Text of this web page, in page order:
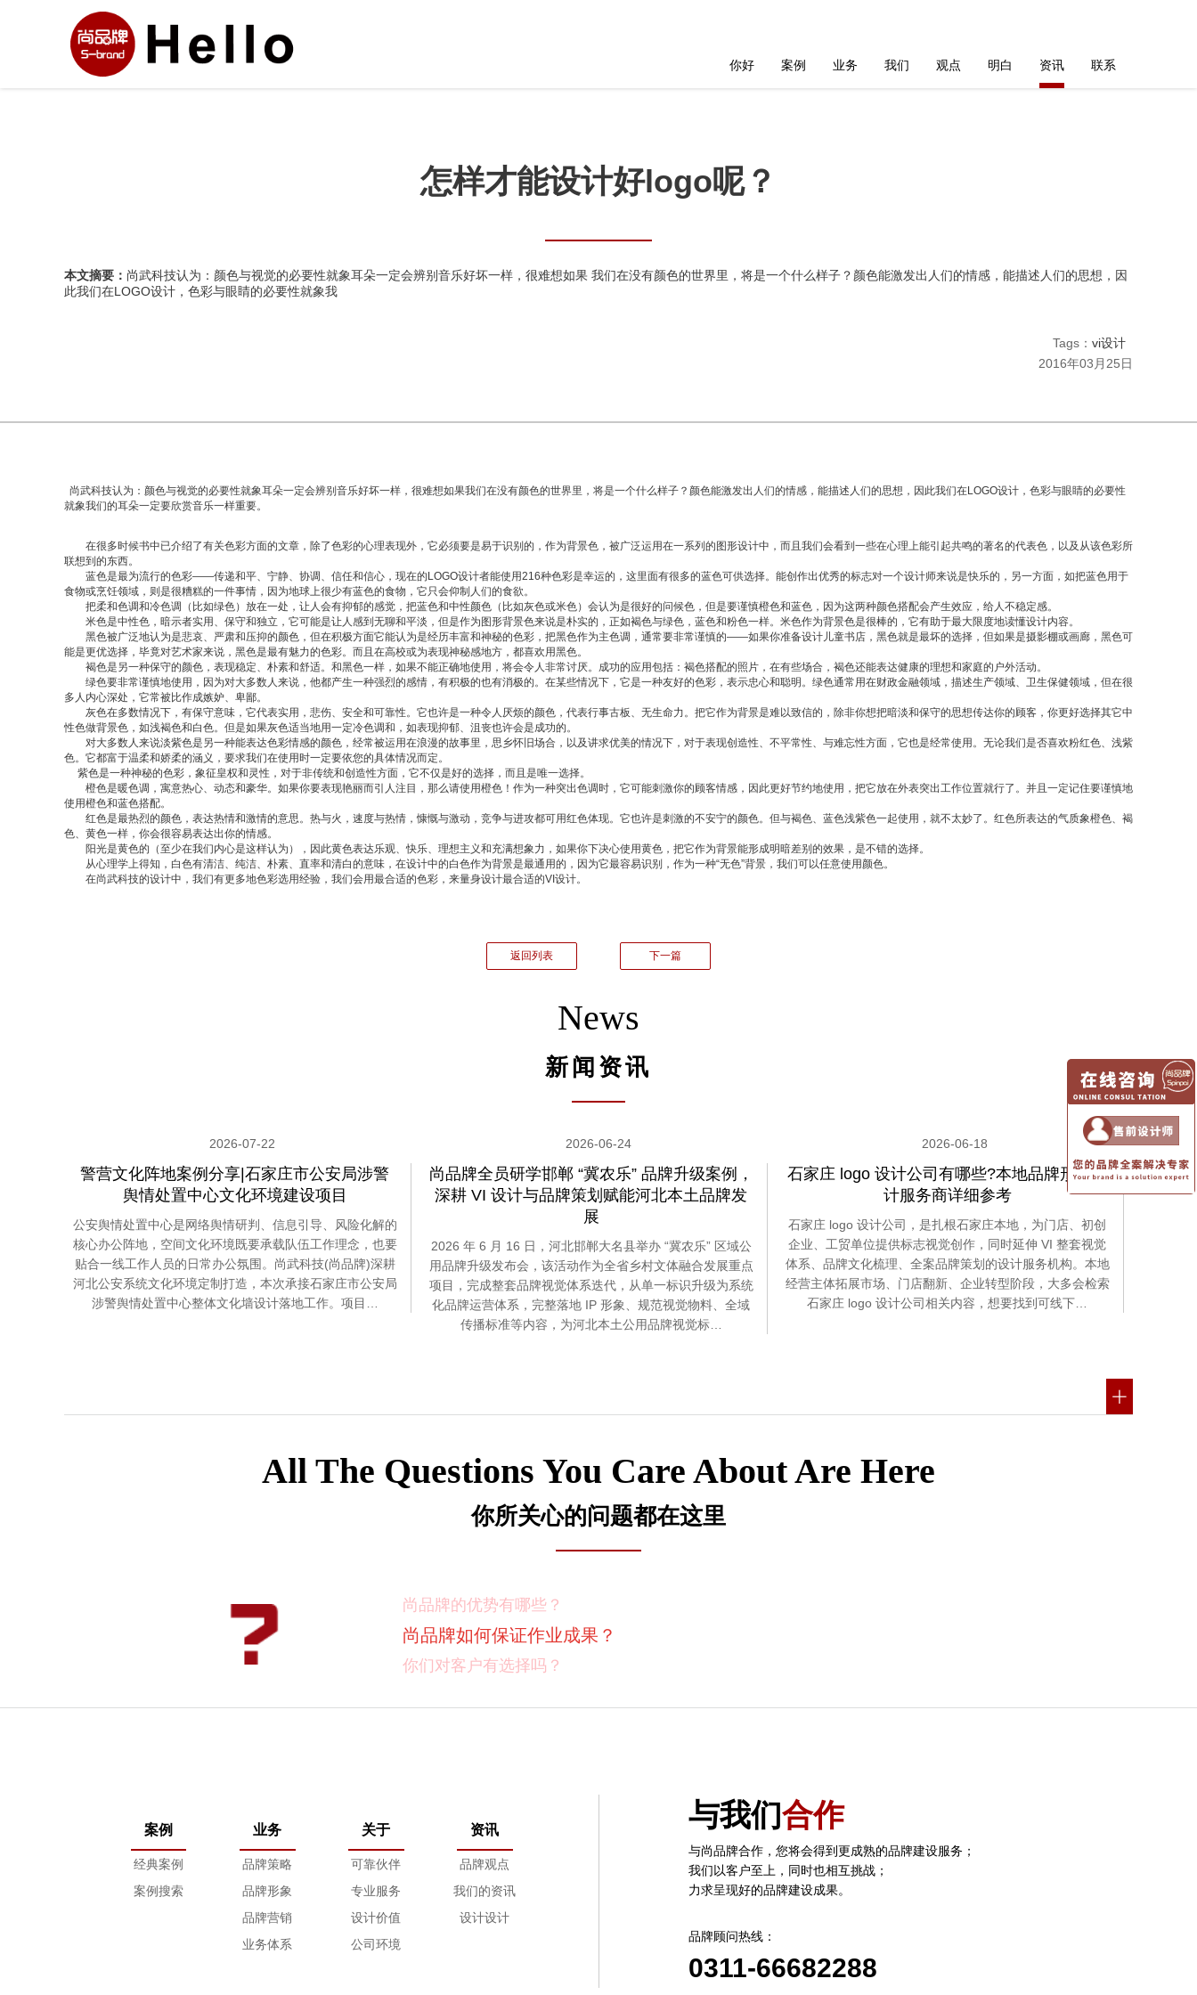
你好 案例 业务 我们 观点 明白 资讯 联系
怎样才能设计好logo呢？
本文摘要： 尚武科技认为：颜色与视觉的必要性就象耳朵一定会辨别音乐好坏一样，很难想如果 我们在没有颜色的世界里，将是一个什么样子？颜色能激发出人们的情感，能描述人们的思想，因
此我们在LOGO设计，色彩与眼睛的必要性就象我
Tags： vi设计
2016年03月25日
尚武科技认为：颜色与视觉的必要性就象耳朵一定会辨别音乐好坏一样，很难想如果我们在没有颜色的世界里，将是一个什么样子？颜色能激发出人们的情感，能描述人们的思想，因此我们在LOGO设计 ，色彩与眼睛的必要性
就象我们的耳朵一定要欣赏音乐一样重要。
在很多时候书中已介绍了有关色彩方面的文章，除了色彩的心理表现外，它必须要是易于识别的，作为背景色，被广泛运用在一系列的图形设计中，而且我们会看到一些在心理上能引起共鸣的著名的代表色，以及从该色彩所
联想到的东西。
蓝色是最为流行的色彩——传递和平、宁静、协调、信任和信心，现在的 LOGO设计者能使用216种色彩是幸运的，这里面有很多的蓝色可供选择。能创作出优秀的标志对一个设计师来说是快乐的，另一方面，如把蓝色用于
食物或烹饪领域，则是很糟糕的一件事情，因为地球上很少有蓝色的食物，它只会仰制人们的食欲。
把柔和色调和冷色调（比如绿色）放在一处，让人会有抑郁的感觉，把蓝色和中性颜色（比如灰色或米色）会认为是很好的问候色，但是要谨慎橙色和蓝色，因为这两种颜色搭配会产生效应，给人不稳定感。
米色是中性色，暗示者实用、保守和独立，它可能是让人感到无聊和平淡，但是作为图形背景色来说是朴实的，正如褐色与绿色，蓝色和粉色一样。米色作为背景色是很棒的，它有助于最大限度地读懂设计内容。
黑色被广泛地认为是悲哀、严肃和压抑的颜色，但在积极方面它能认为是经历丰富和神秘的色彩，把黑色作为主色调，通常要非常谨慎的——如果你准备设计儿童书店，黑色就是最坏的选择，但如果是摄影棚或画廊，黑色可
能是更优选择，毕竟对艺术家来说，黑色是最有魅力的色彩。而且在高校或为表现神秘感地方，都喜欢用黑色。
褐色是另一种保守的颜色，表现稳定、朴素和舒适。和黑色一样，如果不能正确地使用，将会令人非常讨厌。成功的应用包括：褐色搭配的照片，在有些场合，褐色还能表达健康的理想和家庭的户外活动。
绿色要非常谨慎地使用，因为对大多数人来说，他都产生一种强烈的感情，有积极的也有消极的。在某些情况下，它是一种友好的色彩，表示忠心和聪明。绿色通常用在财政金融领域，描述生产领域、卫生保健领域，但在很
多人内心深处，它常被比作成嫉妒、卑鄙。
灰色在多数情况下，有保守意味，它代表实用，悲伤、安全和可靠性。它也许是一种令人厌烦的颜色，代表行事古板、无生命力。把它作为背景是难以致信的，除非你想把暗淡和保守的思想传达你的顾客，你更好选择其它中
性色做背景色，如浅褐色和白色。但是如果灰色适当地用一定冷色调和，如表现抑郁、沮丧也许会是成功的。
对大多数人来说淡紫色是另一种能表达色彩情感的颜色，经常被运用在浪漫的故事里，思乡怀旧场合，以及讲求优美的情况下，对于表现创造性、不平常性、与难忘性方面，它也是经常使用。无论我们是否喜欢粉红色、浅紫
色。它都富于温柔和娇柔的涵义，要求我们在使用时一定要依您的具体情况而定。
紫色是一种神秘的色彩，象征皇权和灵性，对于非传统和创造性方面，它不仅是好的选择，而且是唯一选择。
橙色是暖色调，寓意热心、动态和豪华。如果你要表现艳丽而引人注目，那么请使用橙色！作为一种突出色调时，它可能刺激你的顾客情感，因此更好节约地使用，把它放在外表突出工作位置就行了。并且一定记住要谨慎地
使用橙色和蓝色搭配。
红色是最热烈的颜色，表达热情和激情的意思。热与火，速度与热情，慷慨与激动，竞争与进攻都可用红色体现。它也许是刺激的不安宁的颜色。但与褐色、蓝色浅紫色一起使用，就不太妙了。红色所表达的气质象橙色、褐
色、黄色一样，你会很容易表达出你的情感。
阳光是黄色的（至少在我们内心是这样认为），因此黄色表达乐观、快乐、理想主义和充满想象力，如果你下决心使用黄色，把它作为背景能形成明暗差别的效果，是不错的选择。
从心理学上得知，白色有清洁、纯洁、朴素、直率和清白的意味，在设计中的白色作为背景是最通用的，因为它最容易识别，作为一种“无色”背景，我们可以任意使用颜色。
在尚武科技的设计中，我们有更多地色彩选用经验，我们会用最合适的色彩，来量身设计最合适的VI设计。
返回列表 下一篇
News
新闻资讯
2026-07-22
警营文化阵地案例分享|石家庄市公安局涉警
舆情处置中心文化环境建设项目
公安舆情处置中心是网络舆情研判、信息引导、风险化解的
核心办公阵地，空间文化环境既要承载队伍工作理念，也要
贴合一线工作人员的日常办公氛围。尚武科技(尚品牌)深耕
河北公安系统文化环境定制打造，本次承接石家庄市公安局
涉警舆情处置中心整体文化墙设计落地工作。项目…
2026-06-24
尚品牌全员研学邯郸 “冀农乐” 品牌升级案例，
深耕 VI 设计与品牌策划赋能河北本土品牌发
展
2026 年 6 月 16 日，河北邯郸大名县举办 “冀农乐” 区域公
用品牌升级发布会，该活动作为全省乡村文体融合发展重点
项目，完成整套品牌视觉体系迭代，从单一标识升级为系统
化品牌运营体系，完整落地 IP 形象、规范视觉物料、全域
传播标准等内容，为河北本土公用品牌视觉标…
2026-06-18
石家庄 logo 设计公司有哪些?本地品牌形象设
计服务商详细参考
石家庄 logo 设计公司，是扎根石家庄本地，为门店、初创
企业、工贸单位提供标志视觉创作，同时延伸 VI 整套视觉
体系、品牌文化梳理、全案品牌策划的设计服务机构。本地
经营主体拓展市场、门店翻新、企业转型阶段，大多会检索
石家庄 logo 设计公司相关内容，想要找到可线下…
All The Questions You Care About Are Here
你所关心的问题都在这里
尚品牌的优势有哪些？
尚品牌如何保证作业成果？
你们对客户有选择吗？
如果在设计的过程中出现问题怎么处理？
关于设计版权问题。
案例
经典案例
案例搜索
业务
品牌策略
品牌形象
品牌营销
业务体系
关于
可靠伙伴
专业服务
设计价值
公司环境
资讯
品牌观点
我们的资讯
设计设计
与我们合作
与尚品牌合作，您将会得到更成熟的品牌建设服务；
我们以客户至上，同时也相互挑战；
力求呈现好的品牌建设成果。
品牌顾问热线：
0311-66682288